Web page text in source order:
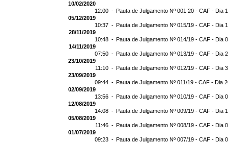
10/02/2020
12:00 - Pauta de Julgamento Nº 001 20 - CAF - Dia
05/12/2019
10:37 - Pauta de Julgamento Nº 015/19 - CAF - Dia
28/11/2019
10:48 - Pauta de Julgamento Nº 014/19 - CAF - Dia
14/11/2019
07:50 - Pauta de Julgamento Nº 013/19 - CAF - Dia
23/10/2019
11:10 - Pauta de Julgamento Nº 012/19 - CAF - Dia
23/09/2019
09:44 - Pauta de Julgamento Nº 011/19 - CAF - Dia
02/09/2019
13:56 - Pauta de Julgamento Nº 010/19 - CAF - Dia
12/08/2019
14:08 - Pauta de Julgamento Nº 009/19 - CAF - Dia
05/08/2019
11:46 - Pauta de Julgamento Nº 008/19 - CAF - Dia
01/07/2019
09:23 - Pauta de Julgamento Nº 007/19 - CAF - Dia